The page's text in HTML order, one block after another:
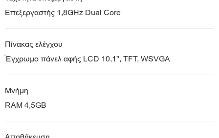
Επεξεργαστής 1,8GHz Dual Core
Πίνακας ελέγχου
Έγχρωμο πάνελ αφής LCD 10,1", TFT, WSVGA
Μνήμη
RAM 4,5GB